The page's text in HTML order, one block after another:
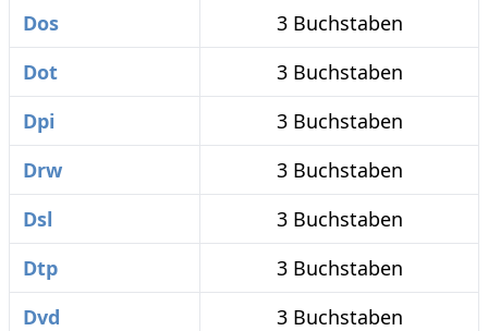
Dos
3 Buchstaben
Dot
3 Buchstaben
Dpi
3 Buchstaben
Drw
3 Buchstaben
Dsl
3 Buchstaben
Dtp
3 Buchstaben
Dvd
3 Buchstaben